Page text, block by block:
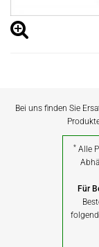
Bei uns finden Sie
* Alle
Für